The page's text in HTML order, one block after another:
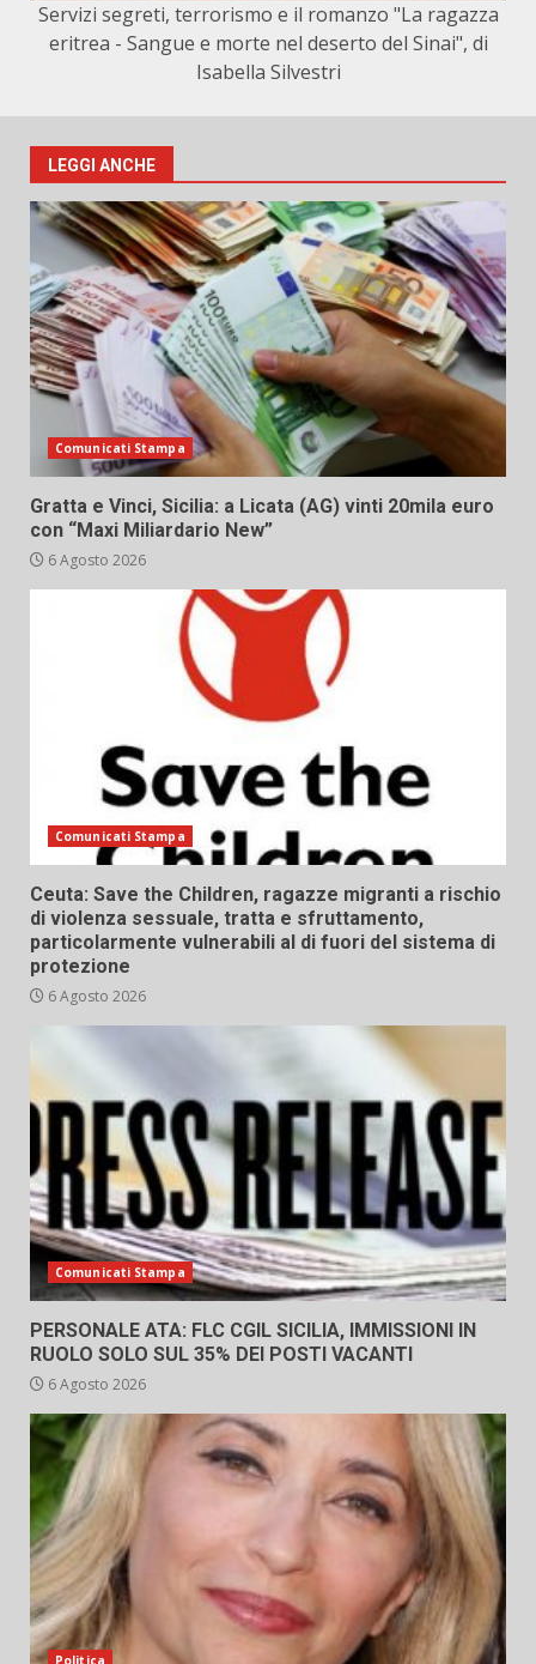
Servizi segreti, terrorismo e il romanzo "La ragazza
eritrea - Sangue e morte nel deserto del Sinai", di
Isabella Silvestri
LEGGI ANCHE
Comunicati Stampa
Gratta e Vinci, Sicilia: a Licata (AG) vinti 20mila euro
con “Maxi Miliardario New”
6 Agosto 2026
Comunicati Stampa
Ceuta: Save the Children, ragazze migranti a rischio
di violenza sessuale, tratta e sfruttamento,
particolarmente vulnerabili al di fuori del sistema di
protezione
6 Agosto 2026
Comunicati Stampa
PERSONALE ATA: FLC CGIL SICILIA, IMMISSIONI IN
RUOLO SOLO SUL 35% DEI POSTI VACANTI
6 Agosto 2026